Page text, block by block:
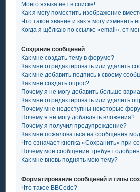
Моего языка нет в списке!
Как я могу поместить изображение
Что такое звание и как я могу изменить
Когда я щёлкаю по ссылке «email», от
Создание сообщений
Как мне создать тему в форуме?
Как мне отредактировать или удалить
Как мне добавить подпись к своему
Как мне создать опрос?
Почему я не могу добавить больше
Как мне отредактировать или удалить
Почему мне недоступны некоторые
Почему я не могу добавлять вложения?
Почему я получил предупреждение?
Как мне пожаловаться на сообщения
Что означает кнопка «Сохранить» при
Почему моё сообщение требует
Как мне вновь поднять мою тему?
Форматирование сообщений и типы
Что такое BBCode?